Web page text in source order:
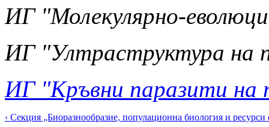
ИГ "Молекулярно-
ИГ "Ултраструктура на
ИГ "Кръвни паразити на
‹ Секция „Биоразнообразие, популационна биология и